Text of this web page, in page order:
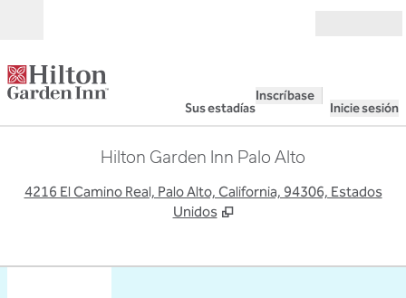
Sus estadías
Inscríbase
Inicie sesión
Hilton Garden Inn Palo Alto
4216 El Camino Real, Palo Alto, California, 94306, Estados
Unidos